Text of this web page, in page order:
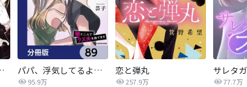
されない パパ、浮気してるよ？娘と二人でクズ夫を捨てます【分冊版】
95.9万
恋と弾丸
257.9万 77.7万